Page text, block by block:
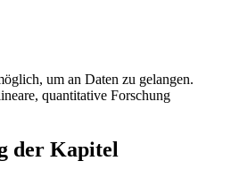
um an Daten zu gelangen.
quantitative Forschung
der Kapitel